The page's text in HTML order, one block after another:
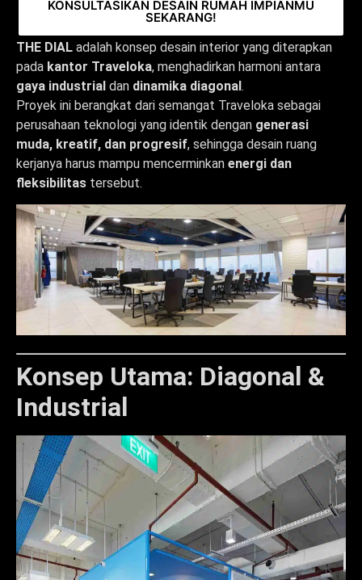
KONSULTASIKAN DESAIN RUMAH IMPIANMU
SEKARANG!
THE DIAL adalah konsep desain interior yang diterapkan
pada kantor Traveloka, menghadirkan harmoni antara
gaya industrial dan dinamika diagonal.
Proyek ini berangkat dari semangat Traveloka sebagai
perusahaan teknologi yang identik dengan generasi
muda, kreatif, dan progresif, sehingga desain ruang
kerjanya harus mampu mencerminkan energi dan
fleksibilitas tersebut.
Konsep Utama: Diagonal &
Industrial